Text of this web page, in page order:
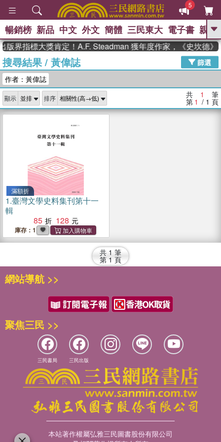
5
GO
高希均教授回憶錄
、 The Odyssey 、 父親節 、 如果歷
獎 臺灣漫遊錄 、 方念華 、 台灣的李
登輝時代
數學女孩：黎曼猜想 、
偉大的迷走神經
暢銷榜 新品 中文 外文 簡體 三民東大 電子書 親子
版界指標大獎肯定！A.F. Steadman 獲年度作家，《史坎德》
搜尋結果/ 黃偉誌
篩選
作者：黃偉誌
顯示 排序 共 1 筆
第 1 / 1 頁
滿額折
1.臺灣文學史料集刊第十一
輯
85
128
庫存：1
共 1 筆
第 1 頁
網站導航 >>
聚焦三民 >>
三民書局 三民出版
本站著作權屬弘雅三民圖書股份有限公司